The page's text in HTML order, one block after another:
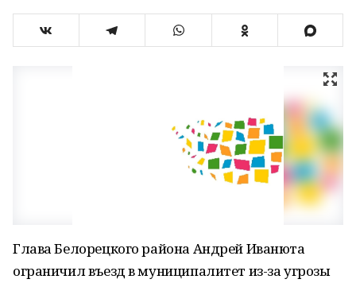
Глава Белорецкого района Андрей Иванюта
ограничил въезд в муниципалитет из-за угрозы